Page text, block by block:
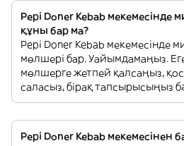
Pepi Doner Kebab
құны бар ма?
Pepi Doner Kebab мекемесінде
мөлшері бар. Уайымдамаңыз.
мөлшерге жетпей қалсаңыз,
саласыз, бірақ тапсырысыңыз
Pepi Doner Kebab мекемесінен